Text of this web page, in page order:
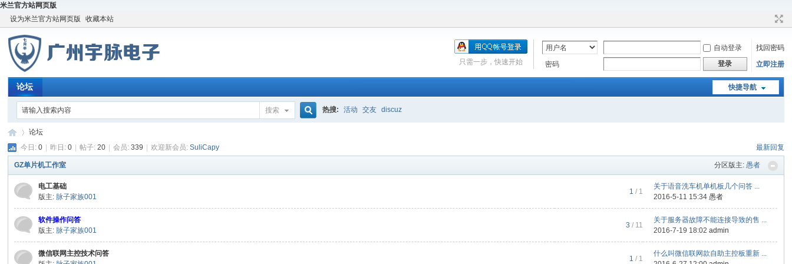
米兰官方站网页版
设为米兰官方站网页版
收藏本站
自动登录
找回密码
密码
登录 立即注册
只需一步，快速开始
快捷导航
论坛
搜索 热搜: 活动 交友 discuz
»
论坛
今日:0 昨日:0 帖子:20 会员:339 欢迎新会员:SuliCapy 最新回复
分区版主: 愚者
GZ单片机工作室
电工基础
版主: 脉子家族001
1 / 1
关于语音洗车机单机板几个问答 ...
2016-5-11 15:34愚者
软件操作问答
版主: 脉子家族001
3 / 11
关于服务器故障不能连接导致的售 ...
2016-7-19 18:02admin
微信联网主控技术问答
1 / 1
什么叫微信联网款自助主控板重新 ...